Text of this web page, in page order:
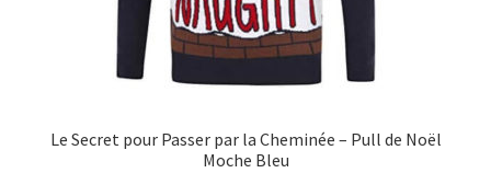
Le Secret pour Passer par la Cheminée – Pull de Noël
Moche Bleu